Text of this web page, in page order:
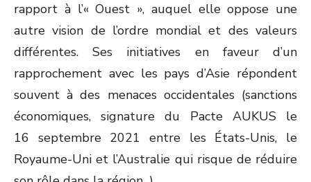
rapport à l’« Ouest », auquel elle oppose une
autre vision de l’ordre mondial et des valeurs
différentes. Ses initiatives en faveur d’un
rapprochement avec les pays d’Asie répondent
souvent à des menaces occidentales (sanctions
économiques, signature du Pacte AUKUS le
16 septembre 2021 entre les États-Unis, le
Royaume-Uni et l’Australie qui risque de réduire